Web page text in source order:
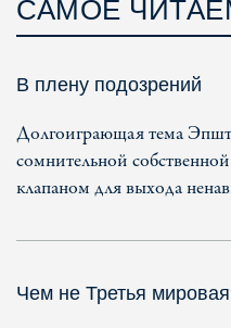
САМОЕ
В плену подозрений
Долгоиграющая тема
сомнительной
клапаном для выхода
Чем не Третья